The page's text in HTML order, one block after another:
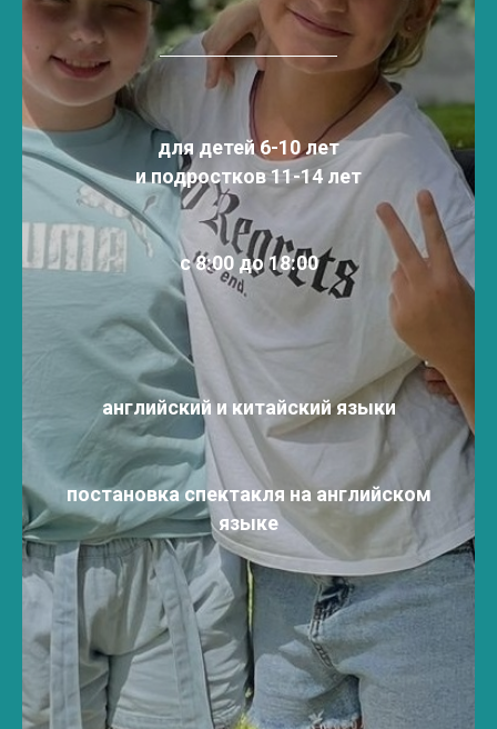
для детей 6-10 лет
и подростков 11-14 лет
с 8:00 до 18:00
английский и китайский языки
постановка спектакля на английском
языке